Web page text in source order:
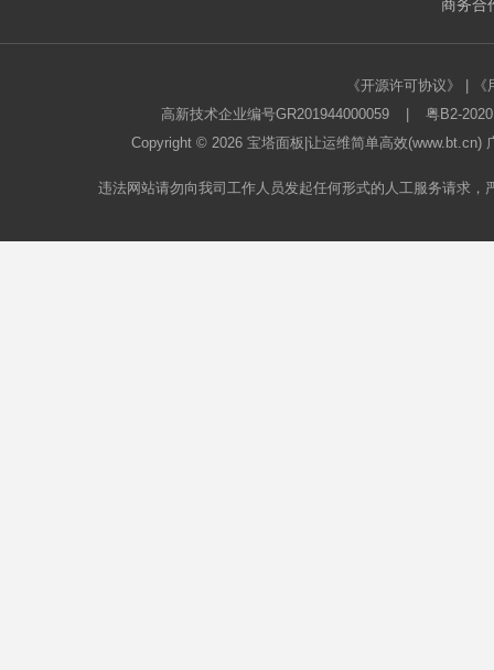
商务合
《开源许可协议》
高新技术企业编号GR201944000059
粤B2-
Copyright © 2026 宝塔面板 |让运维简单高效
违法网站请勿向我司工作人员发起任何形式的人工服务请求，